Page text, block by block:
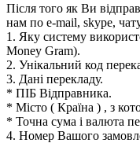
Після того як Ви
нам по e-mail, skype,
1. Яку систему
Money Gram).
2. Унікальний код
3. Дані перекладу.
* ПІБ Відправника.
* Місто ( Країна ) , з
* Точна сума і валюта
4. Номер Вашого